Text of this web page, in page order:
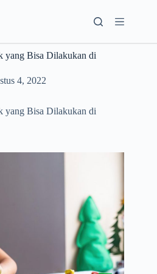
yang Bisa Dilakukan di
4, 2022
yang Bisa Dilakukan di